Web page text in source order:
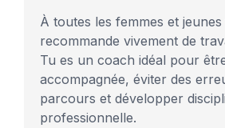
À toutes les femmes et jeunes
recommande vivement de
Tu es un coach idéal pour
accompagnée, éviter des
parcours et développer
professionnelle.